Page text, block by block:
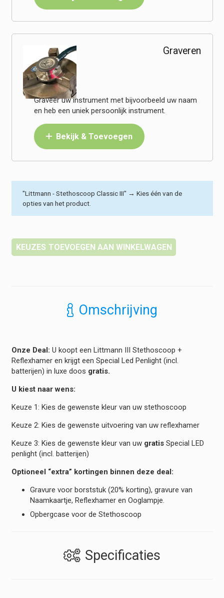
Graveren
Graveer uw instrument met bijvoorbeeld uw naam
en heb een uniek persoonlijk instrument.
Bekijk & Toevoegen
"Littmann - Stethoscoop Classic III" → Kies één van de
opties van het product.
TOEVOEGEN AAN WINKELWAGEN
Omschrijving
Onze Deal: U koopt een Littmann III Stethoscoop +
Reflexhamer en krijgt een Special Led Penlight (incl.
batterijen) in luxe doos gratis.
U kiest naar wens:
Keuze 1: Kies de gewenste kleur van uw stethoscoop
Keuze 2: Kies de gewenste uitvoering van uw reflexhamer
Keuze 3: Kies de gewenste kleur van uw gratisSpecial LED
penlight (incl. batterijen)
Optioneel “extra” kortingen binnen deze deal:
Gravure voor borststuk (20% korting), gravure van
Naamkaartje, Reflexhamer en Ooglampje.
Opbergcase voor de Stethoscoop
Specificaties